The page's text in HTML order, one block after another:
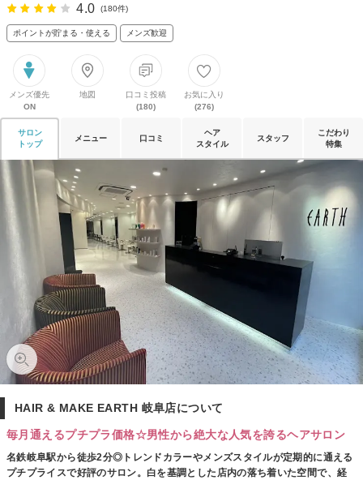
4.0 (180件)
ポイントが貯まる・使える メンズ歓迎
メンズ優先
ON
地図
口コミ投稿
(180)
お気に入り
(276)
サロン
トップ
メニュー 口コミ
ヘア
スタイル
スタッフ
こだわり
特集
HAIR & MAKE EARTH 岐阜店について
毎月通えるプチプラ価格☆男性から絶大な人気を誇るヘアサロン
名鉄岐阜駅から徒歩2分◎トレンドカラーやメンズスタイルが定期的に通える
プチプライスで好評のサロン。白を基調とした店内の落ち着いた空間で、経